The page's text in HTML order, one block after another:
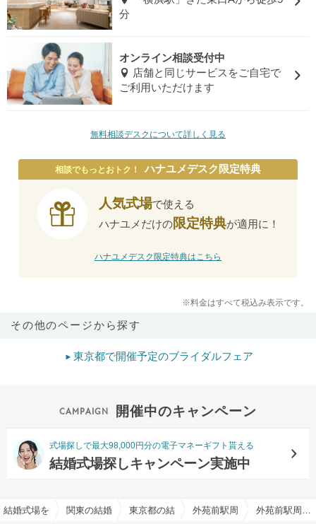
分
オンライン相談受付中
店舗と同じサービスをご自宅で
ご利用いただけます
無料相談デスクについて詳しく見る
相談でもっとおトク！ ハナユメデスク限定特典
人気式場で使える
ハナユメだけの限定特典が適用に！
ハナユメデスク限定特典はこちら
※料金はすべて税込み表示です。
その他のページから探す
東京都で開催予定のブライダルフェア
開催中のキャンペーン
式場探しで最大98,000円分の電子マネーギフト貰える
結婚式場探しキャンペーン実施中
結婚式場を探すならハナユメ
関東の結婚式場東京都の結婚式場外苑前駅周辺の結婚式場 外苑前駅周辺の宿泊施設有りでおすすめの結婚式場・挙式会場一覧